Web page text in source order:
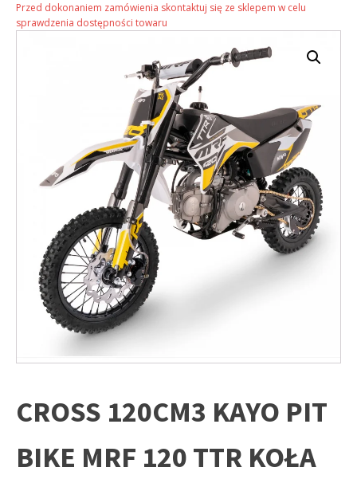
Przed dokonaniem zamówienia skontaktuj się ze sklepem w celu
sprawdzenia dostępności towaru
CROSS 120CM3 KAYO PIT
BIKE MRF 120 TTR KOŁA